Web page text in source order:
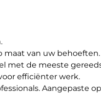
maat van uw behoeften.
met de meeste
efficiënter werk.
Aangepaste